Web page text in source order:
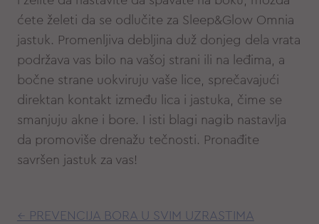
ćete želeti da se odlučite za Sleep&Glow Omnia
jastuk. Promenljiva debljina duž donjeg dela vrata
podržava vas bilo na vašoj strani ili na leđima, a
bočne strane uokviruju vaše lice, sprečavajući
direktan kontakt između lica i jastuka, čime se
smanjuju akne i bore. I isti blagi nagib nastavlja
da promoviše drenažu tečnosti. Pronađite
savršen jastuk za vas!
← PREVENCIJA BORA U SVIM UZRASTIMA